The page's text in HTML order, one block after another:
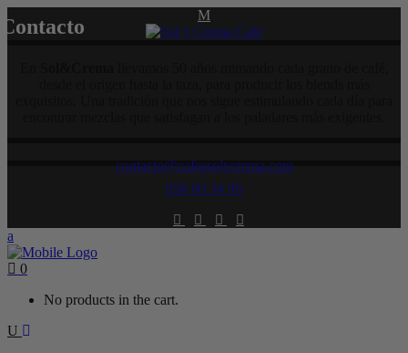
contacto@cafessolycrema.com
958 60 34 96
0
No products in the cart.
Contacto